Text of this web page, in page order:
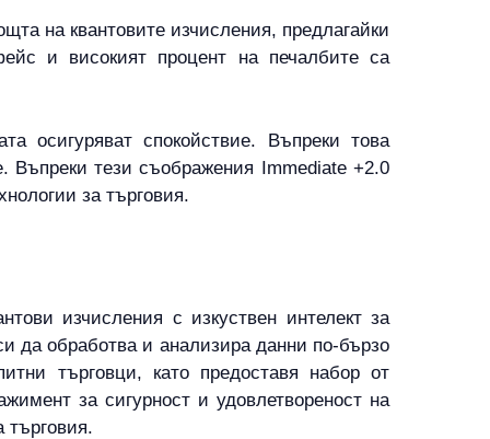
на квантовите изчисления, предлагайки
и високият процент на печалбите са
осигуряват спокойствие. Въпреки това
Въпреки тези съображения Immediate +2.0
за търговия.
изчисления с изкуствен интелект за
да обработва и анализира данни по-бързо
търговци, като предоставя набор от
за сигурност и удовлетвореност на
търговия.